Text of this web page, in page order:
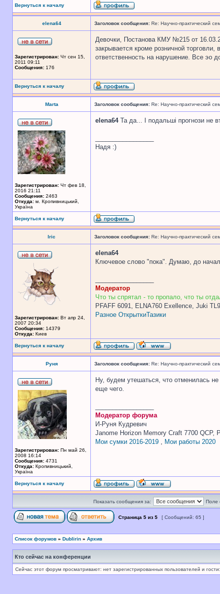
Вернуться к началу
elena64 Заголовок сообщения: Re: Научно-практический
Зарегистрирован: Чт сен 15,
2011 09:11
Сообщения: 176
Девочки, Постанова КМУ №215 от
закрывается кроме розничной
ответственность на нарушение. Все эо
Вернуться к началу
Marta Заголовок сообщения: Re: Научно-практический
Зарегистрирован: Чт фев 18,
2016 21:11
Сообщения: 2463
Откуда: м. Кропивницький,
Україна
elena64Та да... І подальші прогнози не
Надя :)
Вернуться к началу
Iric Заголовок сообщения: Re: Научно-практический
Зарегистрирован: Вт апр 24,
2007 20:34
Сообщения: 14379
Откуда: Киев
elena64
Ключевое слово "пока". Думаю, до
Модератор
Что ты спрятал - то пропало, что ты
PFAFF 6091, ELNA760 Exellence, Juki
Разное ОткрыткиТазики
Вернуться к началу
Руня Заголовок сообщения: Re: Научно-практический
Зарегистрирован: Пн май 26,
2008 16:14
Сообщения: 4731
Откуда: Кропивницький,
Україна
Ну, будем утешаться, что отменилась
еще чего.
Модератор форума
И-Руня Кудревич
Janome Horizon Memory Craft 7700 QCP,
Мои сумки 2016-2019 , Мои работы 2020
Вернуться к началу
Показать сообщения за: Поле
Страница 5 из 5 [ Сообщений: 65 ]
Список форумов » Dublirin » Архив
Кто сейчас на конференции
Сейчас этот форум просматривают: нет зарегистрированных пользователей и